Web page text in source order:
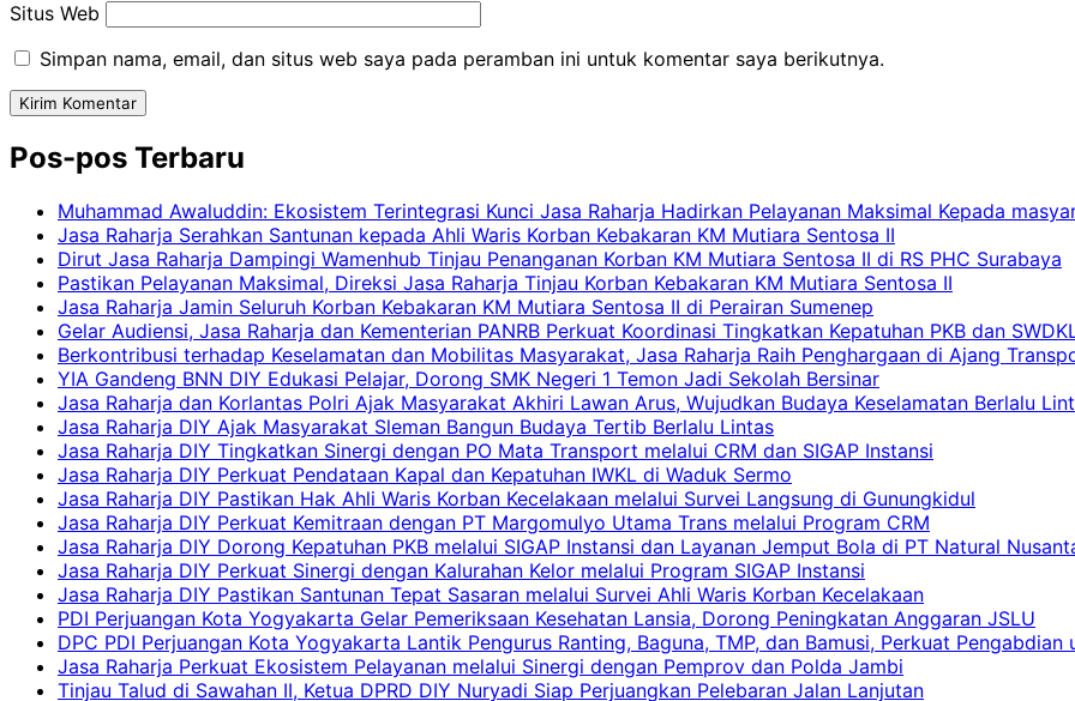
Situs Web
Simpan nama, email, dan situs web saya pada peramban ini untuk komentar saya berikutnya.
Pos-pos Terbaru
Muhammad Awaluddin: Ekosistem Terintegrasi Kunci Jasa Raharja Hadirkan Pelayanan Maksimal Kepada
Jasa Raharja Serahkan Santunan kepada Ahli Waris Korban Kebakaran KM Mutiara Sentosa II
Dirut Jasa Raharja Dampingi Wamenhub Tinjau Penanganan Korban KM Mutiara Sentosa II di RS PHC Surabaya
Pastikan Pelayanan Maksimal, Direksi Jasa Raharja Tinjau Korban Kebakaran KM Mutiara Sentosa II
Jasa Raharja Jamin Seluruh Korban Kebakaran KM Mutiara Sentosa II di Perairan Sumenep
Gelar Audiensi, Jasa Raharja dan Kementerian PANRB Perkuat Koordinasi Tingkatkan Kepatuhan PKB dan
Berkontribusi terhadap Keselamatan dan Mobilitas Masyarakat, Jasa Raharja Raih Penghargaan di Ajang
YIA Gandeng BNN DIY Edukasi Pelajar, Dorong SMK Negeri 1 Temon Jadi Sekolah Bersinar
Jasa Raharja dan Korlantas Polri Ajak Masyarakat Akhiri Lawan Arus, Wujudkan Budaya Keselamatan Berlalu
Jasa Raharja DIY Ajak Masyarakat Sleman Bangun Budaya Tertib Berlalu Lintas
Jasa Raharja DIY Tingkatkan Sinergi dengan PO Mata Transport melalui CRM dan SIGAP Instansi
Jasa Raharja DIY Perkuat Pendataan Kapal dan Kepatuhan IWKL di Waduk Sermo
Jasa Raharja DIY Pastikan Hak Ahli Waris Korban Kecelakaan melalui Survei Langsung di Gunungkidul
Jasa Raharja DIY Perkuat Kemitraan dengan PT Margomulyo Utama Trans melalui Program CRM
Jasa Raharja DIY Dorong Kepatuhan PKB melalui SIGAP Instansi dan Layanan Jemput Bola di PT Natural
Jasa Raharja DIY Perkuat Sinergi dengan Kalurahan Kelor melalui Program SIGAP Instansi
Jasa Raharja DIY Pastikan Santunan Tepat Sasaran melalui Survei Ahli Waris Korban Kecelakaan
PDI Perjuangan Kota Yogyakarta Gelar Pemeriksaan Kesehatan Lansia, Dorong Peningkatan Anggaran JSLU
DPC PDI Perjuangan Kota Yogyakarta Lantik Pengurus Ranting, Baguna, TMP, dan Bamusi, Perkuat Pengabdian
Jasa Raharja Perkuat Ekosistem Pelayanan melalui Sinergi dengan Pemprov dan Polda Jambi
Tinjau Talud di Sawahan II, Ketua DPRD DIY Nuryadi Siap Perjuangkan Pelebaran Jalan Lanjutan